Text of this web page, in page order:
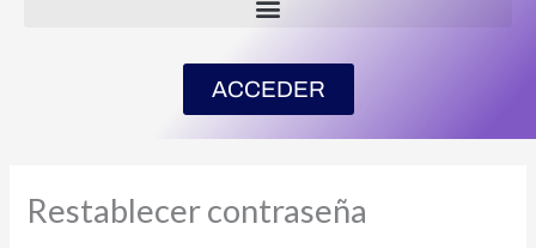
ACCEDER
Restablecer contraseña